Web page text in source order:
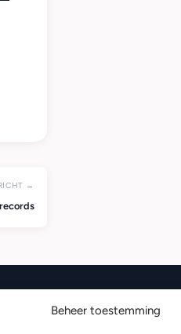
Beheer toestemming
→
CONTACT